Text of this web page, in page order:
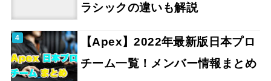
ラシックの違いも解説
【Apex】2022年最新版日本プロ
チーム一覧！メンバー情報まとめ